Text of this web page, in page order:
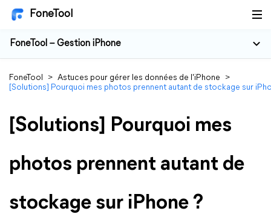
FoneTool
FoneTool – Gestion iPhone
FoneTool > Astuces pour gérer les données de l'iPhone
>
[Solutions] Pourquoi mes photos prennent autant de stockage sur
[Solutions] Pourquoi mes
photos prennent autant de
stockage sur iPhone ?